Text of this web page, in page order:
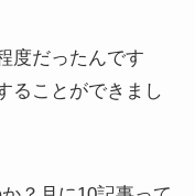
度だったんです
ることができまし